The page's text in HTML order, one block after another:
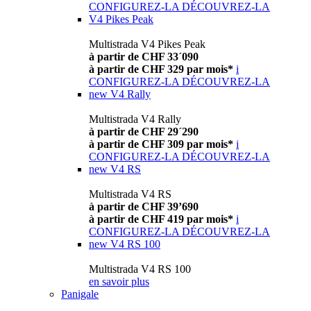
CONFIGUREZ-LA DÉCOUVREZ-LA
V4 Pikes Peak
Multistrada V4 Pikes Peak
à partir de CHF 33´090
à partir de CHF 329 par mois* i
CONFIGUREZ-LA DÉCOUVREZ-LA
new V4 Rally
Multistrada V4 Rally
à partir de CHF 29´290
à partir de CHF 309 par mois* i
CONFIGUREZ-LA DÉCOUVREZ-LA
new V4 RS
Multistrada V4 RS
à partir de CHF 39’690
à partir de CHF 419 par mois* i
CONFIGUREZ-LA DÉCOUVREZ-LA
new V4 RS 100
Multistrada V4 RS 100
en savoir plus
Panigale